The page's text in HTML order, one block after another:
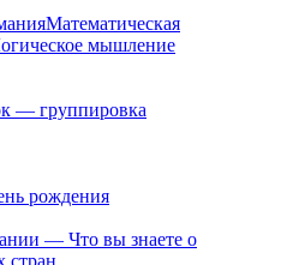
Математическая
мышление
— группировка
рождения
— Что вы знаете о
стран